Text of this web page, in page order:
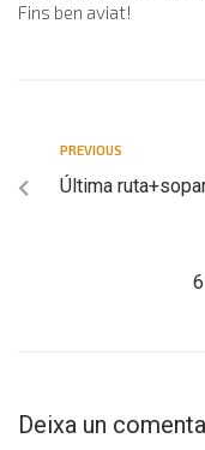
Fins ben aviat!
PREVIOUS
Última
Deixa un